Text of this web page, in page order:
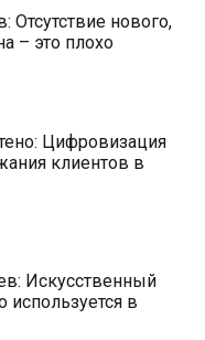
Отсутствие нового,
– это плохо
Цифровизация
клиентов в
Искусственный
используется в